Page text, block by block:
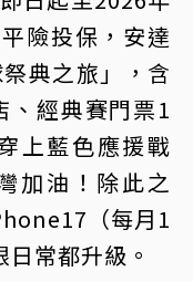
險投保，安達
典之旅」，含
、經典賽門票1
上藍色應援戰
加油！除此之
（每月1
常都升級。